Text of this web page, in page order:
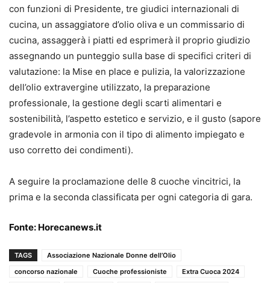
con funzioni di Presidente, tre giudici internazionali di
cucina, un assaggiatore d’olio oliva e un commissario di
cucina, assaggerà i piatti ed esprimerà il proprio giudizio
assegnando un punteggio sulla base di specifici criteri di
valutazione: la Mise en place e pulizia, la valorizzazione
dell’olio extravergine utilizzato, la preparazione
professionale, la gestione degli scarti alimentari e
sostenibilità, l’aspetto estetico e servizio, e il gusto (sapore
gradevole in armonia con il tipo di alimento impiegato e
uso corretto dei condimenti).
A seguire la proclamazione delle 8 cuoche vincitrici, la
prima e la seconda classificata per ogni categoria di gara.
Fonte: Horecanews.it
TAGS
Associazione Nazionale Donne dell’Olio
concorso nazionale
Cuoche professioniste
Extra Cuoca 2024